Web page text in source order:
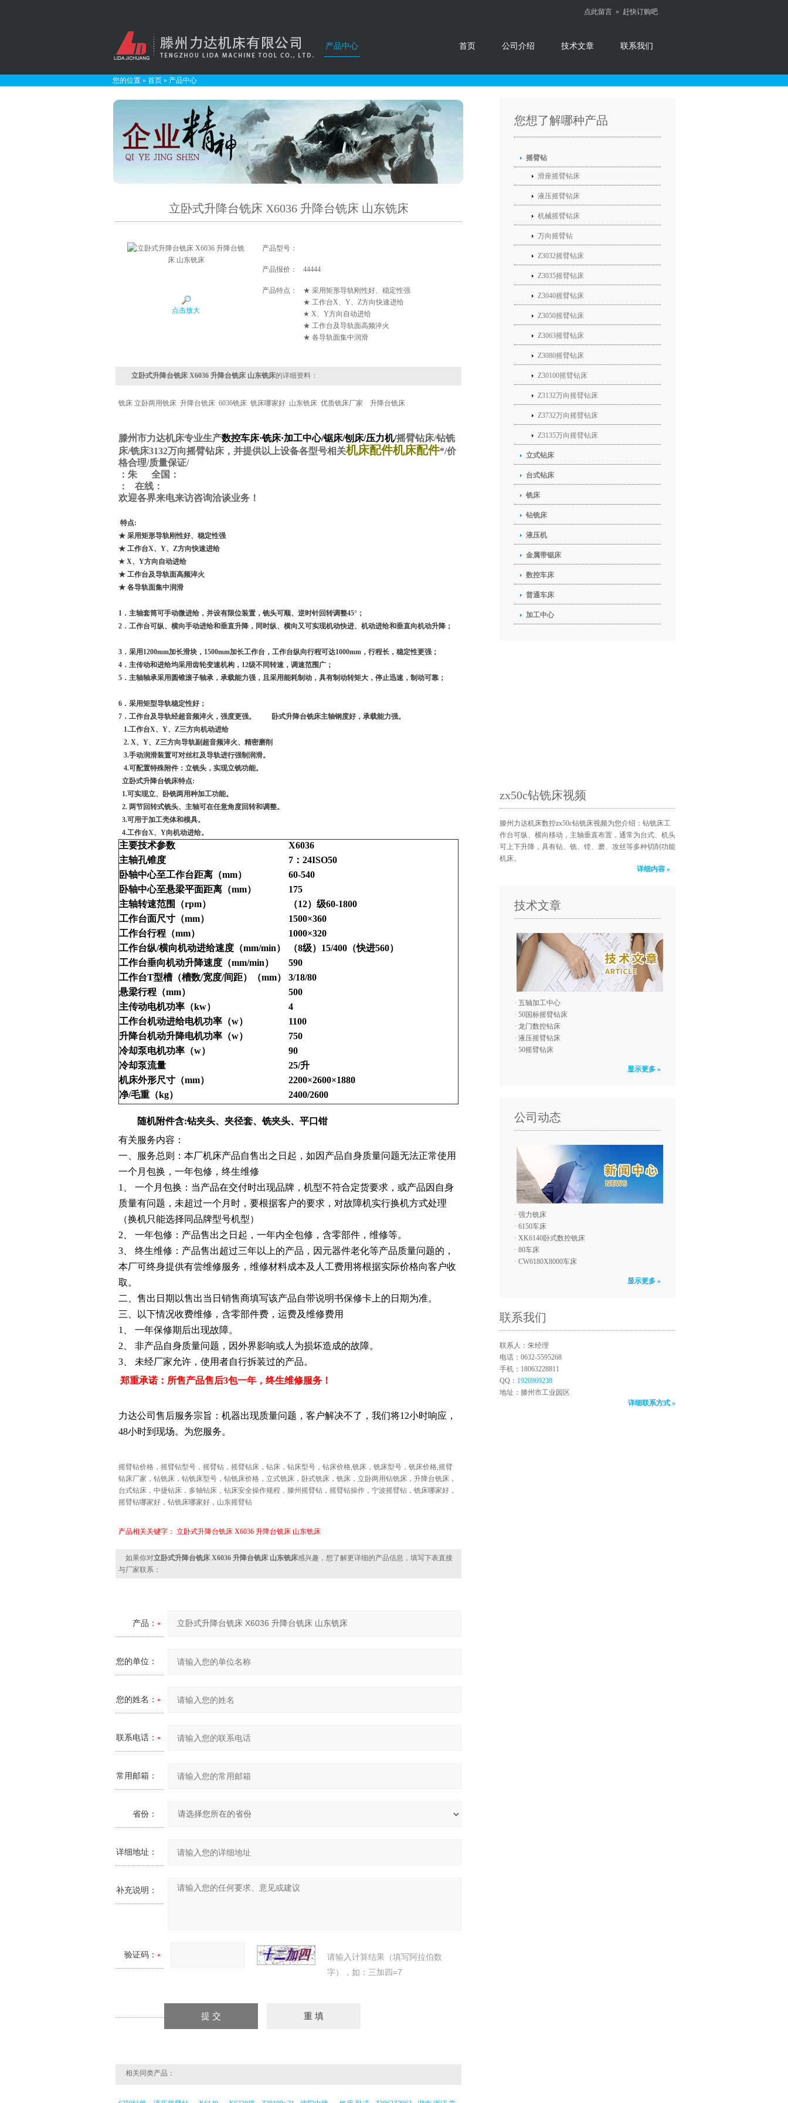
点此留言 » 赶快订购吧
首页 公司介绍
产品中心 技术文章 联系我们
您的位置 » 首页 » 产品中心
立卧式升降台铣床 X6036 升降台铣床 山东铣床
点击放大
产品型号：
产品报价： 44444
产品特点：
★ 采用矩形导轨刚性好、稳定性强
★ 工作台X、Y、Z方向快速进给
★ X、Y方向自动进给
★ 工作台及导轨面高频淬火
★ 各导轨面集中润滑
立卧式升降台铣床 X6036 升降台铣床 山东铣床的详细资料：
铣床 立卧两用铣床 升降台铣床 6036铣床 铣床哪家好 山东铣床 优质铣床厂家 升降台铣床
滕州市力达机床专业生产数控车床·铣床·加工中心/锯床/刨床/压力机/摇臂钻床/钻铣
床/铣床3132万向摇臂钻床，并提供以上设备各型号相关机床配件机床配件*/价
格合理/质量保证/
：朱
全国：
：
在线 ：
欢迎各界来电来访咨询洽谈业务！
特点:
★ 采用矩形导轨刚性好、稳定性强
★ 工作台X、Y、Z方向快速进给
★ X、Y方向自动进给
★ 工作台及导轨面高频淬火
★ 各导轨面集中润滑
1 ．主轴套筒可手动微进给，并设有限位装置，铣头可顺、逆时针回转调整45°；
2．工作台可纵、横向手动进给和垂直升降，同时纵、横向又可实现机动快进、机动进给和垂直向机动升降；
3．采用1200mm加长滑块，1500mm加长工作台，工作台纵向行程可达1000mm，行程长，稳定性更强；
4．主传动和进给均采用齿轮变速机构，12级不同转速，调速范围广；
5．主轴轴承采用圆锥滚子轴承，承载能力强，且采用能耗制动，具有制动转矩大，停止迅速，制动可靠；
6．采用矩型导轨稳定性好；
7．工作台及导轨经超音频淬火，强度更强。 卧式升降台铣床主轴钢度好，承载能力强。
1.工作台X、Y、Z三方向机动进给
2. X、Y、Z三方向导轨副超音频淬火、精密磨削
3.手动润滑装置可对丝杠及导轨进行强制润滑。
4.可配置特殊附件：立铣头，实现立铣功能。
立卧式升降台铣床特点:
1.可实现立、卧铣两用种加工功能。
2. 两节回转式铣头、主轴可在任意角度回转和调整。
3.可用于加工壳体和模具。
4.工作台X、Y向机动进给。
主要技术参数
X6036
主轴孔锥度
7 ： 24ISO50
卧轴中心至工作台距离（mm）
60-540
卧轴中心至悬梁平面距离（mm）
175
主轴转速范围（rpm） （12）级60-1800
工作台面尺寸（mm）
1500×360
工作台行程（mm） 1000×320
工作台纵/横向机动进给速度（mm/min） （8级） 15/400 （快进560）
工作台垂向机动升降速度（mm/min）
590
工作台T型槽（槽数/宽度/间距）（mm）
3/18/80
悬梁行程（mm）
500
主传动电机功率（kw）
4
工作台机动进给电机功率（w）
1100
升降台机动升降电机功率（w）
750
冷却泵电机功率（w）
90
冷却泵流量
25/升
机床外形尺寸（mm） 2200×2600×1880
净/毛重（kg） 2400/2600
随机附件含:钻夹头、夹径套、铣夹头、平口钳
有关服务内容：
一、服务总则：本厂机床产品自售出之日起，如因产品自身质量问题无法正常使用
一个月包换，一年包修，终生维修
1
、 一个月包换：当产品在交付时出现品牌，机型不符合定货要求，或产品因自身
质量有问题，未超过一个月时，要根据客户的要求，对故障机实行换机方式处理
（换机只能选择同品牌型号机型）
2、 一年包修：产品售出之日起，一年内全包修，含零部件，维修等。
3 、 终生维修：产品售出超过三年以上的产品，因元器件老化等产品质量问题的，
本厂可终身提供有尝维修服务，维修材料成本及人工费用将根据实际价格向客户收
取。
二、售出日期以售出当日销售商填写该产品自带说明书保修卡上的日期为准。
三、以下情况收费维修，含零部件费，运费及维修费用
1
、 一年保修期后出现故障。
2 、 非产品自身质量问题，因外界影响或人为损坏造成的故障。
3 、 未经厂家允许，使用者自行拆装过的产品。
郑重承诺：所售产品售后3包一年，终生维修服务！
力达公司售后服务宗旨：机器出现质量问题，客户解决不了，我们将12小时响应，
48小时到现场。为您服务。
摇臂钻价格，摇臂钻型号，摇臂钻，摇臂钻床，钻床，钻床型号，钻床价格,铣床，铣床型号，铣床价格,摇臂
钻床厂家，钻铣床，钻铣床型号，钻铣床价格，立式铣床，卧式铣床，铣床，立卧两用钻铣床，升降台铣床，
台式钻床，中捷钻床，多轴钻床，钻床安全操作规程，滕州摇臂钻，摇臂钻操作，宁波摇臂钻，铣床哪家好，
摇臂钻哪家好，钻铣床哪家好，山东摇臂钻
产品相关关键字： 立卧式升降台铣床 X6036 升降台铣床 山东铣床
如果你对立卧式升降台铣床 X6036 升降台铣床 山东铣床感兴趣，想了解更详细的产品信息，填写下表直接
与厂家联系：
产品：
您的单位：
您的姓名：
联系电话：
常用邮箱：
省份：
详细地址：
补充说明：
验证码：
请输入计算结果（填写阿拉伯数
字），如：三加四=7
相关同类产品：
您想了解哪种产品
摇臂钻
滑座摇臂钻床
液压摇臂钻床
机械摇臂钻床
万向摇臂钻
Z3032摇臂钻床
Z3035摇臂钻床
Z3040摇臂钻床
Z3050摇臂钻床
Z3063摇臂钻床
Z3080摇臂钻床
Z30100摇臂钻床
Z3132万向摇臂钻床
Z3732万向摇臂钻床
Z3135万向摇臂钻床
立式钻床
台式钻床
铣床
钻铣床
液压机
金属带锯床
数控车床
普通车床
加工中心
zx50c钻铣床视频
滕州力达机床数控zx50c钻铣床视频为您介绍：钻铣床工
作台可纵、横向移动，主轴垂直布置，通常为台式、机头
可上下升降，具有钻、铣、镗、磨、攻丝等多种切削功能
机床。
详细内容 »
技术文章
· 五轴加工中心
· 50国标摇臂钻床
· 龙门数控钻床
· 液压摇臂钻床
· 50摇臂钻床
显示更多 »
公司动态
· 强力铣床
· 6150车床
· XK6140卧式数控铣床
· 80车床
· CW6180X8000车床
显示更多 »
联系我们
联系人：朱经理
电话：0632-5595268
手机：18063228811
QQ： 1926969238
地址：滕州市工业园区
详细联系方式 »